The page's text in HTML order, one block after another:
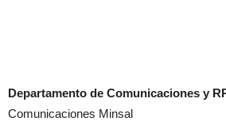
Departamento de Comunicaciones y
Comunicaciones Minsal